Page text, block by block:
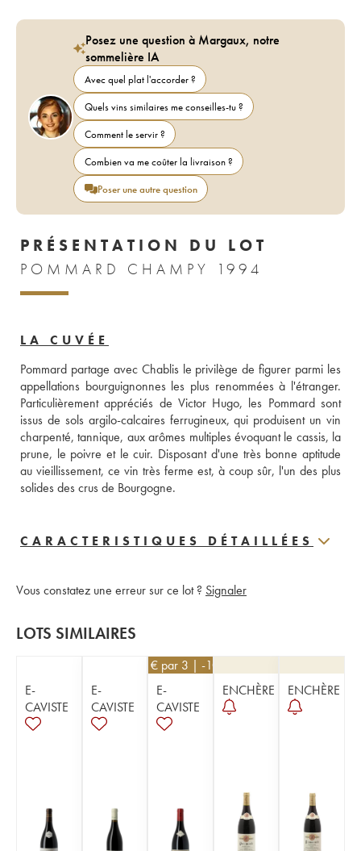
Posez une question à Margaux, notre
sommelière IA
Avec quel plat l'accorder ?
Quels vins similaires me conseilles-tu ?
Comment le servir ?
Combien va me coûter la livraison ?
Poser une autre question
PRÉSENTATION DU LOT
POMMARD CHAMPY 1994
LA CUVÉE
Pommard partage avec Chablis le privilège de figurer parmi les
appellations bourguignonnes les plus renommées à l'étranger.
Particulièrement appréciés de Victor Hugo, les Pommard sont
issus de sols argilo-calcaires ferrugineux, qui produisent un vin
charpenté, tannique, aux arômes multiples évoquant le cassis, la
prune, le poivre et le cuir. Disposant d'une très bonne aptitude
au vieillissement, ce vin très ferme est, à coup sûr, l'un des plus
solides des crus de Bourgogne.
CARACTERISTIQUES DÉTAILLÉES
Vous constatez une erreur sur ce lot ? Signaler
LOTS SIMILAIRES
E-
CAVISTE
E-
CAVISTE
171€ par 3 | -10%
E-
CAVISTE
ENCHÈRE ENCHÈRE